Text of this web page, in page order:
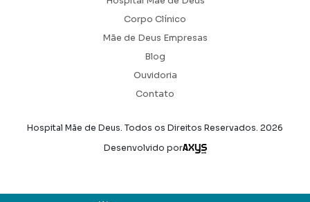
Corpo Clínico
Mãe de Deus Empresas
Blog
Ouvidoria
Contato
Hospital Mãe de Deus. Todos os Direitos Reservados. 2026
Desenvolvido por
Axysweb